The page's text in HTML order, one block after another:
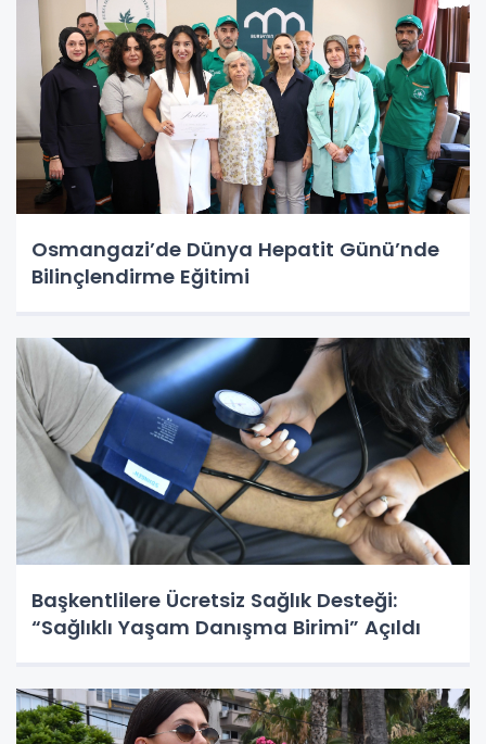
Osmangazi’de Dünya Hepatit Günü’nde
Bilinçlendirme Eğitimi
Başkentlilere Ücretsiz Sağlık Desteği:
“Sağlıklı Yaşam Danışma Birimi” Açıldı